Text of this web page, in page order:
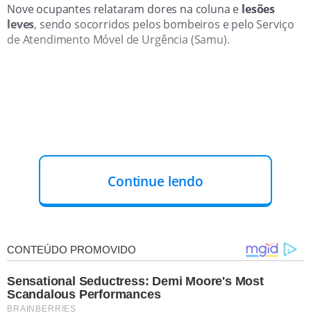
Nove ocupantes relataram dores na coluna e lesões
leves, sendo socorridos pelos bombeiros e pelo Serviço
de Atendimento Móvel de Urgência (Samu).
"Considerando que o elevador chegou ao
fundo do fosso, um técnico foi chamado
Continue lendo